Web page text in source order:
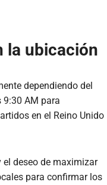
la ubicación
dependiendo del
AM para
en el Reino Unido
deseo de maximizar
para confirmar los